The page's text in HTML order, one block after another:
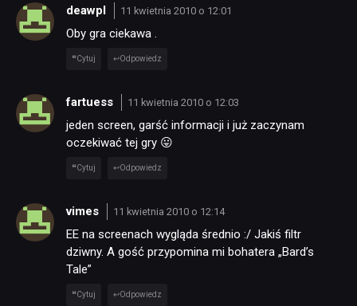
deawpl 11 kwietnia 2010 o 12:01
Oby gra ciekawa .
Cytuj Odpowiedz
fartuess 11 kwietnia 2010 o 12:03
jeden screen, garść informacji i już zaczynam
oczekiwać tej gry 😛
Cytuj Odpowiedz
vimes 11 kwietnia 2010 o 12:14
EE na screenach wygląda średnio :/ Jakiś filtr
dziwny. A gość przypomina mi bohatera „Bard’s
Tale”
Cytuj Odpowiedz